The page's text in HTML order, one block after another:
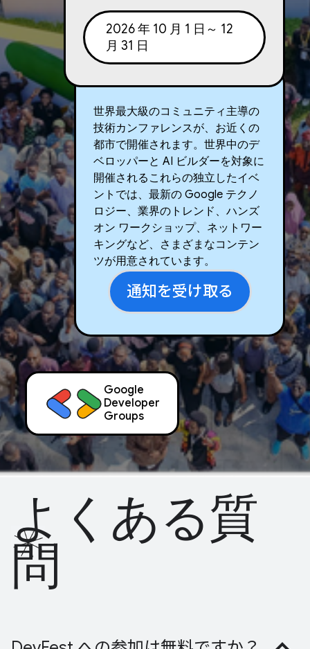
2026 年 10 月 1 日～ 12
月 31 日
世界最大級のコミュニティ主導の
技術カンファレンスが、お近くの
都市で開催されます。世界中のデ
ベロッパーと AI ビルダーを対象に
開催されるこれらの独立したイベ
ントでは、最新の Google テクノ
ロジー、業界のトレンド、ハンズ
オン ワークショップ、ネットワー
キングなど、さまざまなコンテン
ツが用意されています。
通知を受け取る
Google
Developer
Groups
よくある質
問